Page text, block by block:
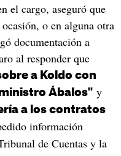
el cargo, aseguró que
o en alguna otra
documentación a
al responder que
a Koldo con
Ábalos" y
a los contratos
información
de Cuentas y la